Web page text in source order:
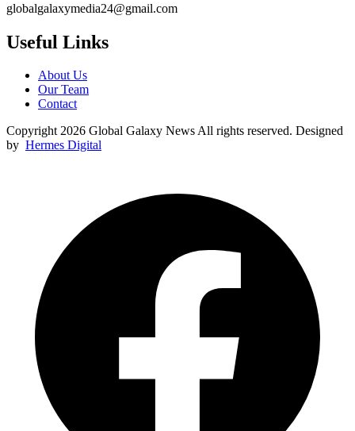
globalgalaxymedia24@gmail.com
Useful Links
About Us
Our Team
Contact
Copyright 2026 Global Galaxy News All rights reserved. Designed
by Hermes Digital